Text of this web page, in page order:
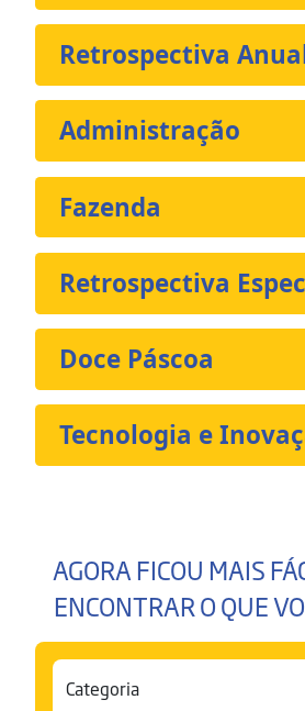
Retrospectiva
Administração
Fazenda
Retrospectiva
Doce Páscoa
Tecnologia e
AGORA FICOU MAIS
ENCONTRAR O QUE